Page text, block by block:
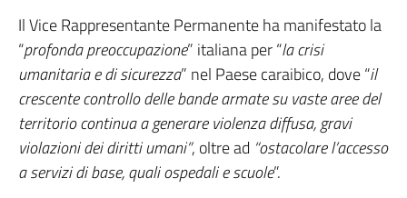
Il Vice Rappresentante Permanente ha manifestato la
“profonda preoccupazione” italiana per “la crisi
umanitaria e di sicurezza” nel Paese caraibico, dove “il
crescente controllo delle bande armate su vaste aree del
territorio continua a generare violenza diffusa, gravi
violazioni dei diritti umani”, oltre ad “ostacolare l’accesso
a servizi di base, quali ospedali e scuole”.